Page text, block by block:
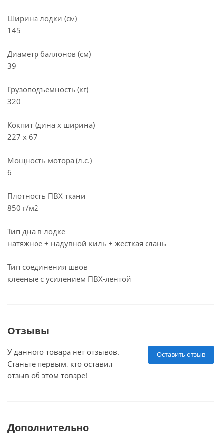
Ширина лодки (см)
145
Диаметр баллонов (см)
39
Грузоподъемность (кг)
320
Кокпит (дина х ширина)
227 х 67
Мощность мотора (л.с.)
6
Плотность ПВХ ткани
850 г/м2
Тип дна в лодке
натяжное + надувной киль + жесткая слань
Тип соединения швов
клееные с усилением ПВХ-лентой
Отзывы
Оставить отзыв
У данного товара нет отзывов.
Станьте первым, кто оставил
отзыв об этом товаре!
Дополнительно